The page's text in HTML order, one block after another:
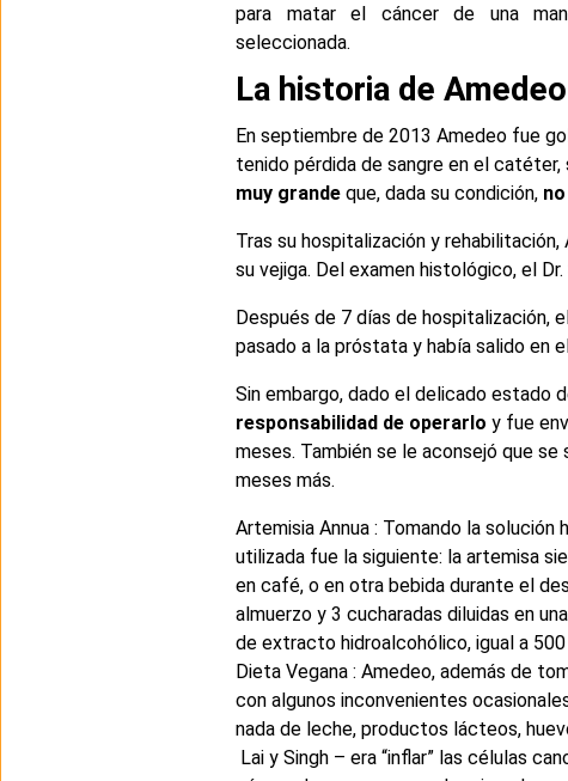
para matar el cáncer de una
seleccionada.
La historia de
En septiembre de 2013 Amedeo fue
tenido pérdida de sangre en el
muy grande que, dada su condición,
Tras su hospitalización y
su vejiga. Del examen histológico, el
Después de 7 días de hospitalización,
pasado a la próstata y había salido en
Sin embargo, dado el delicado estado
responsabilidad de operarlo y fue
meses. También se le aconsejó que
meses más.
Artemisia Annua : Tomando la
utilizada fue la siguiente: la artemisa
en café, o en otra bebida durante el
almuerzo y 3 cucharadas diluidas en
de extracto hidroalcohólico, igual a 500
Dieta Vegana : Amedeo, además de
con algunos inconvenientes
nada de leche, productos lácteos,
Lai y Singh – era “inflar” las células